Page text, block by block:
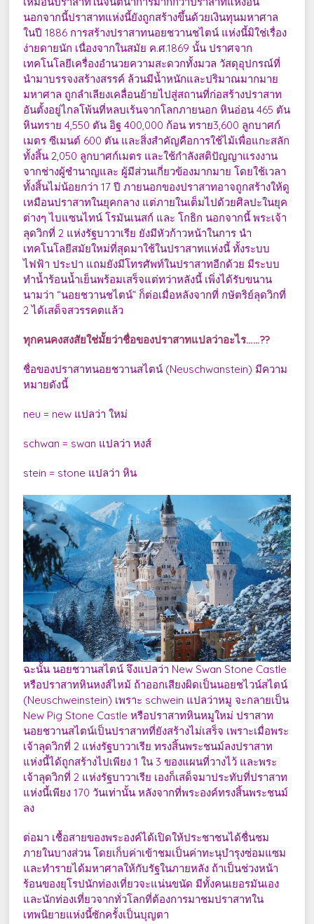
นอกจากนี้ปราสาทแห่งนี้ยังถูกสร้างขึ้นด้วยเงินทุนมหาศาล
ในปี 1886 การสร้างปราสาทนอยชวานชไตน์ แห่งนี้มิใช่เรื่อง
ง่ายดายนัก เนื่องจากในสมัย ค.ศ.1869 นั้น ปราศจาก
เทคโนโลยีเครื่องอำนวยความสะดวกทั้งมวล วัสดุอุปกรณ์ที่
นำมาบรรจงสร้างสรรค์ ล้วนมีน้ำหนักและปริมาณมากมาย
มหาศาล ถูกลำเลียงเคลื่อนย้ายไปสู่สถานที่ก่อสร้างปราสาท
อันตั้งอยู่ไกลโพ้นที่หลบเร้นจากโลกภายนอก หินอ่อน 465 ตัน
หินทราย 4,550 ตัน อิฐ 400,000 ก้อน ทราย3,600 ลูกบาศก์
เมตร ซีเมนต์ 600 ตัน และสิ่งสำคัญคือการใช้ไม้เพื่อแกะสลัก
ทั้งสิ้น 2,050 ลูกบาศก์เมตร และใช้กำลังสติปัญญาแรงงาน
จากช่างผู้ชำนาญและ ผู้มีส่วนเกี่ยวข้องมากมาย โดยใช้เวลา
ทั้งสิ้นไม่น้อยกว่า 17 ปี ภายนอกของปราสาทอาจถูกสร้างให้ดู
เหมือนปราสาทในยุคกลาง แต่ภายในเต็มไปด้วยศิลปะในยุค
ต่างๆ ไบแซนไทน์ โรมันเนสก์ และ โกธิก นอกจากนี้ พระเจ้า
ลุดวิกที่ 2 แห่งรัฐบาวาเรีย ยังมีหัวก้าวหน้าในการ นำ
เทคโนโลยีสมัยใหม่ที่สุดมาใช้ในปราสาทแห่งนี้ ทั้งระบบ
ไฟฟ้า ประปา แถมยังมีโทรศัพท์ในปราสาทอีกด้วย มีระบบ
ทำน้ำร้อนน้ำเย็นพร้อมเสร็จแต่ทว่าหลังนี้ เพิ่งได้รับขนาน
นามว่า “นอยชวานชไตน์” ก็ต่อเมื่อหลังจากที่ กษัตริย์ลุดวิกที่
2 ได้เสด็จสวรรคตแล้ว
ทุกคนคงสงสัยใช่มั้ยว่าชื่อของปราสาทแปลว่าอะไร……??
ชื่อของปราสาทนอยชวานสไตน์ (Neuschwanstein) มีความ
หมายดังนี้
neu = new แปลว่า ใหม่
schwan = swan แปลว่า หงส์
stein = stone แปลว่า หิน
ฉะนั้น นอยชวานสไตน์ จึงแปลว่า New Swan Stone Castle
หรือปราสาทหินหงส์ไหม้ ถ้าออกเสียงผิดเป็นนอยชไวน์สไตน์
(Neuschweinstein) เพราะ schwein แปลว่าหมู จะกลายเป็น
New Pig Stone Castle หรือปราสาทหินหมูใหม่ ปราสาท
นอยชวานสไตน์เป็นปราสาทที่ยังสร้างไม่เสร็จ เพราะเมื่อพระ
เจ้าลุดวิกที่ 2 แห่งรัฐบาวาเรีย ทรงสิ้นพระชนม์ลงปราสาท
แห่งนี้ได้ถูกสร้างไปเพียง 1 ใน 3 ของแผนที่วางไว้ และพระ
เจ้าลุดวิกที่ 2 แห่งรัฐบาวาเรีย เองก็เสด็จมาประทับที่ปราสาท
แห่งนี้เพียง 170 วันเท่านั้น หลังจากที่พระองค์ทรงสิ้นพระชนม์
ลง
ต่อมา เชื้อสายของพระองค์ได้เปิดให้ประชาชนได้ชื่นชม
ภายในบางส่วน โดยเก็บค่าเข้าชมเป็นค่าทะนุบำรุงซ่อมแซม
และทำรายได้มหาศาลให้กับรัฐในภายหลัง ถ้าเป็นช่วงหน้า
ร้อนของยุโรปนักท่องเที่ยวจะแน่นขนัด มีทั้งคนเยอรมันเอง
และนักท่องเที่ยวจากทั่วโลกที่ต้องการมาชมปราสาทใน
เทพนิยายแห่งนี้ซักครั้งเป็นบุญตา